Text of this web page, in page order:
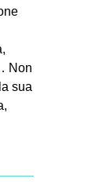
Non
sua